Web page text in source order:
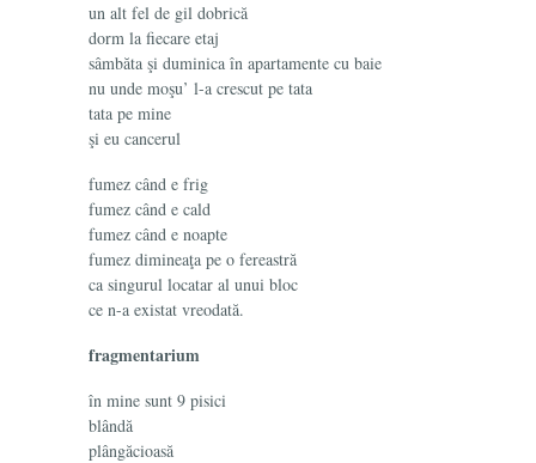
un alt fel de gil dobrică
dorm la fiecare etaj
sâmbăta şi duminica în apartamente cu baie
nu unde moşu’ l-a crescut pe tata
tata pe mine
şi eu cancerul
fumez când e frig
fumez când e cald
fumez când e noapte
fumez dimineaţa pe o fereastră
ca singurul locatar al unui bloc
ce n-a existat vreodată.
fragmentarium
în mine sunt 9 pisici
blândă
plângăcioasă